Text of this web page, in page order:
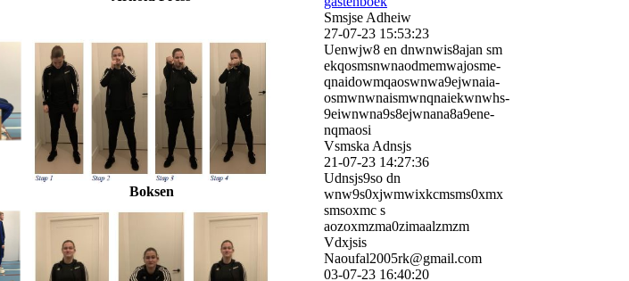
Boksen
Smsjse Adheiw
27-07-23 15:53:23
Uenwjw8 en dnwnwis8ajan sm
ekqosmsnwnaodmemwajosme­
qnaidowmqaoswnwa9ejwnaia­
osmwnwnaismwnqnaiekwnwhs­
9eiwnwna9s8ejwnana8a9ene­
nqmaosi
Vsmska Adnsjs
21-07-23 14:27:36
Udnsjs9so dn
wnw9s0xjwmwixkcmsms0xmx
smsoxmc s
aozoxmzma0zimaalzmzm
Vdxjsis
Naoufal2005rk@gmail.com
03-07-23 16:40:20